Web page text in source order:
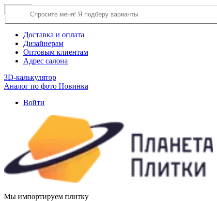
О компании
Доставка и оплата
Дизайнерам
Оптовым клиентам
Адрес салона
3D-калькулятор
Аналог по фото Новинка
Войти
Мы импортируем плитку